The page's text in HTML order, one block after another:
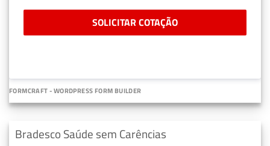
SOLICITAR COTAÇÃO
FORMCRAFT - WORDPRESS FORM BUILDER
Bradesco Saúde sem Carências